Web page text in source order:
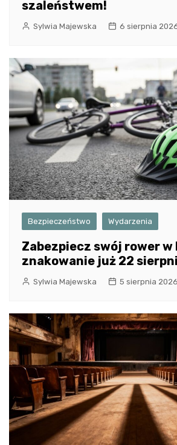
szaleństwem!
Sylwia Majewska 6 sierpnia
Bezpieczeństwo Wydarzenia
Zabezpiecz swój rower w
znakowanie już 22
Sylwia Majewska 5 sierpnia 2026